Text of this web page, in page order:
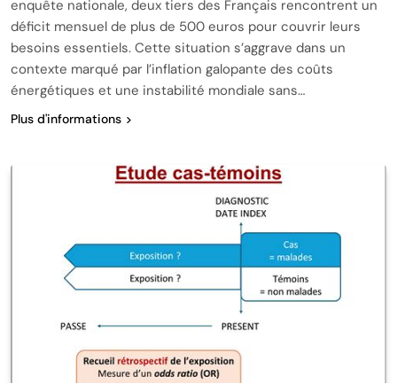
enquête nationale, deux tiers des Français rencontrent un
déficit mensuel de plus de 500 euros pour couvrir leurs
besoins essentiels. Cette situation s’aggrave dans un
contexte marqué par l’inflation galopante des coûts
énergétiques et une instabilité mondiale sans…
Plus d'informations